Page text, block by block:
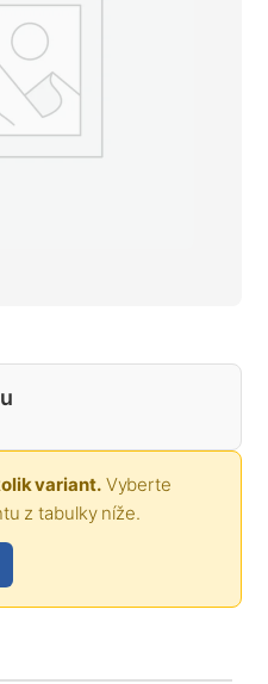
variant.Vyberte
z tabulky níže.